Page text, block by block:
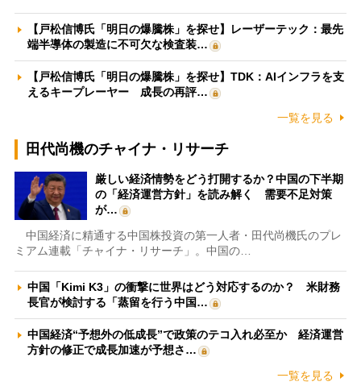
【戸松信博氏「明日の爆騰株」を探せ】レーザーテック：最先
端半導体の製造に不可欠な検査装…
【戸松信博氏「明日の爆騰株」を探せ】TDK：AIインフラを支
えるキープレーヤー 成長の再評…
一覧を見る
田代尚機のチャイナ・リサーチ
厳しい経済情勢をどう打開するか？中国の下半期
の「経済運営方針」を読み解く 需要不足対策
が…
中国経済に精通する中国株投資の第一人者・田代尚機氏のプレ
ミアム連載「チャイナ・リサーチ」。中国の…
中国「Kimi K3」の衝撃に世界はどう対応するのか？ 米財務
長官が検討する「蒸留を行う中国…
中国経済“予想外の低成長”で政策のテコ入れ必至か 経済運営
方針の修正で成長加速が予想さ…
一覧を見る